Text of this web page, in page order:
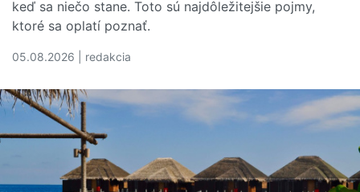
keď sa niečo stane. Toto sú najdôležitejšie pojmy,
ktoré sa oplatí poznať.
05.08.2026 | redakcia